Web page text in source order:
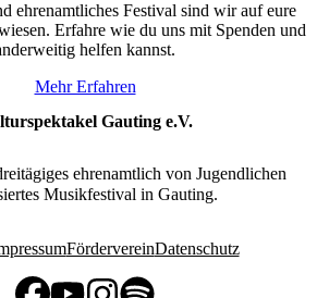
ehrenamtliches Festival sind wir auf eure
Erfahre wie du uns mit Spenden und
helfen kannst.
Mehr Erfahren
Gauting e.V.
ehrenamtlich von Jugendlichen
Musikfestival in Gauting.
FördervereinDatenschutz